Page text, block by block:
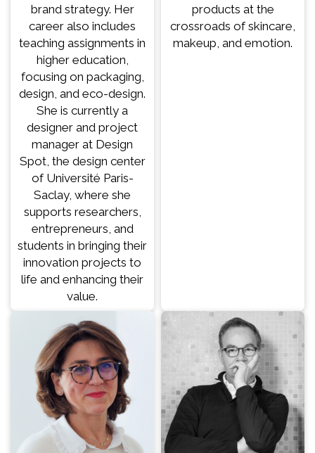
brand strategy. Her
career also includes
teaching assignments in
higher education,
focusing on packaging,
design, and eco-design.
She is currently a
designer and project
manager at Design
Spot, the design center
of Université Paris-
Saclay, where she
supports researchers,
entrepreneurs, and
students in bringing their
innovation projects to
life and enhancing their
value.
products at the
crossroads of skincare,
makeup, and emotion.